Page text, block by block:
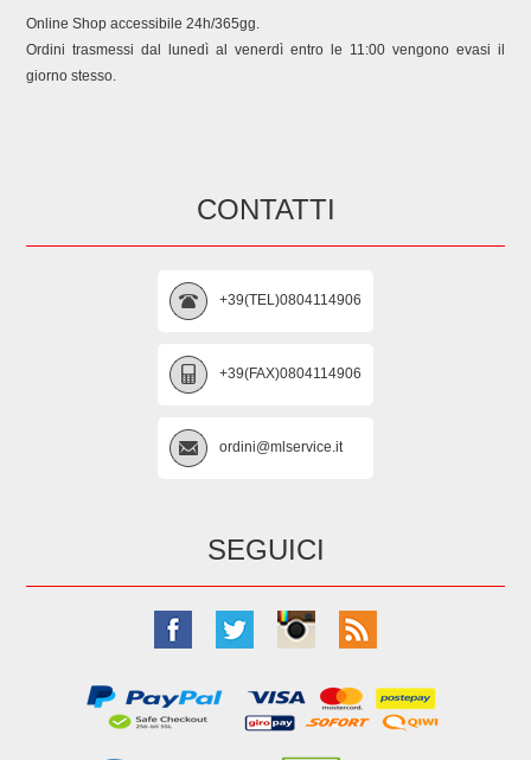
Online Shop accessibile 24h/365gg.
Ordini trasmessi dal lunedì al venerdì entro le 11:00 vengono evasi il
giorno stesso.
CONTATTI
+39(TEL)0804114906
+39(FAX)0804114906
ordini@mlservice.it
SEGUICI